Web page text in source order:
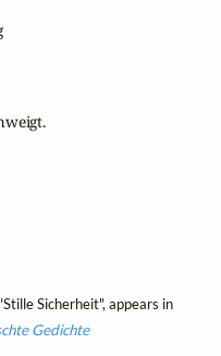
Sicherheit", appears in
Gedichte